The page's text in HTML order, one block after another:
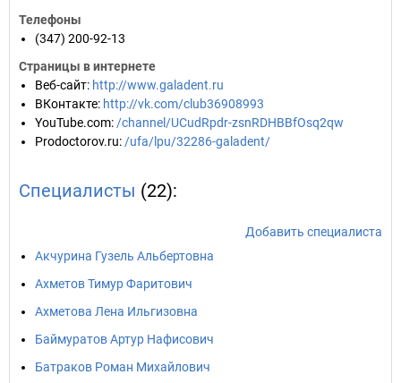
Телефоны
(347) 200-92-13
Страницы в интернете
Веб-сайт: http://www.galadent.ru
ВКонтакте: http://vk.com/club36908993
YouTube.com: /channel/UCudRpdr-zsnRDHBBfOsq2qw
Prodoctorov.ru: /ufa/lpu/32286-galadent/
Специалисты (22):
Добавить специалиста
Акчурина Гузель Альбертовна
Ахметов Тимур Фаритович
Ахметова Лена Ильгизовна
Баймуратов Артур Нафисович
Батраков Роман Михайлович